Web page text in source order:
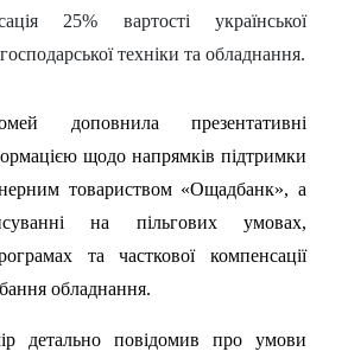
25% вартості української
техніки та обладнання.
доповнила презентативні
щодо напрямків підтримки
товариством «Ощадбанк», а
на пільгових умовах,
та часткової компенсації
обладнання.
детально повідомив про умови